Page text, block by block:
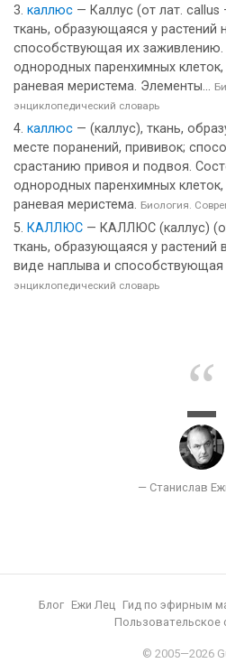
каллюс — Каллус (от лат.
ткань, образующаяся у растений
способствующая их заживлению.
однородных паренхимных
раневая меристема. Элементы...
энциклопедический словарь
каллюс — (каллус), ткань,
месте поранений, прививок;
срастанию привоя и подвоя.
однородных паренхимных
раневая меристема. Биология.
КАЛЛЮС — КАЛЛЮС (каллус)
ткань, образующаяся у растений
виде наплыва и способствующая
энциклопедический словарь
Блог Ежи Лец Гид по эфирным
Пользовательское
© 2005—2026